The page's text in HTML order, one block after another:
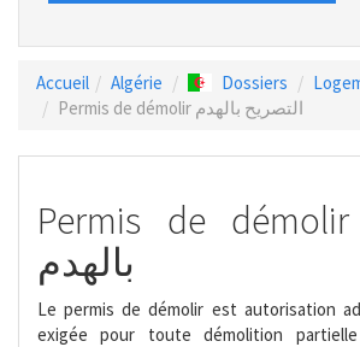
Accueil Algérie Dossiers
Permis de démolir التصريح بالهدم
Permis de démolir التصريح
بالهدم
Le permis de démolir est autorisation
exigée pour toute démolition